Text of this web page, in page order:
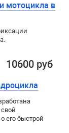
мотоцикла в
10600 руб
его быстрой